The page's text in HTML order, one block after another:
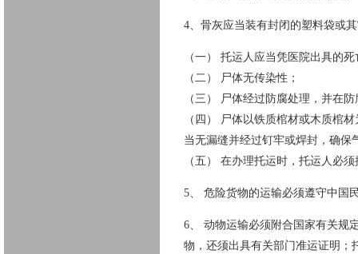
4、骨灰应当装有封闭的塑料袋或
（一） 托运人应当凭医院出具的
（二） 尸体无传染性；
（三） 尸体经过防腐处理，并在
（四） 尸体以铁质棺材或木质棺
当无漏缝并经过钉牢或焊封，确保
（五） 在办理托运时，托运人必
5、 危险货物的运输必须遵守中国
6、 动物运输必须附合国家有关规
物，还须出具有关部门准运证明；